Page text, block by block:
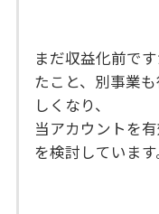
まだ収益化前で
たこと、別事業
しくなり、
当アカウントを
を検討しています